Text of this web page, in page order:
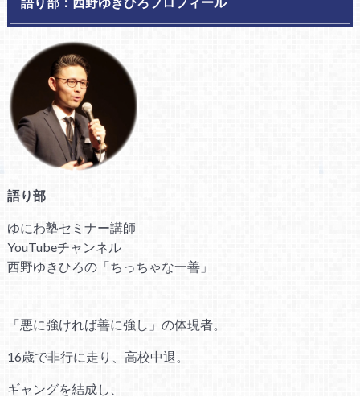
語り部
ゆにわ塾セミナー講師
YouTubeチャンネル
西野ゆきひろの「ちっちゃな一善」
「悪に強ければ善に強し」の体現者。
16歳で非行に走り、高校中退。
ギャングを結成し、